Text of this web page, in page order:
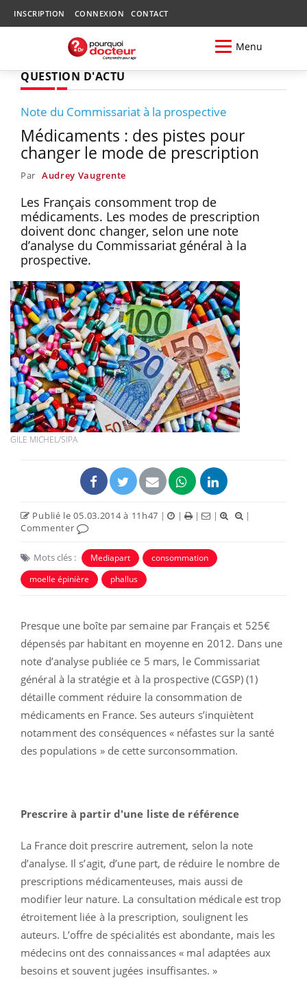
INSCRIPTION CONNEXION CONTACT
Menu
QUESTION D'ACTU
Note du Commissariat à la prospective
Médicaments : des pistes pour
changer le mode de prescription
Par Audrey Vaugrente
Les Français consomment trop de
médicaments. Les modes de prescription
doivent donc changer, selon une note
d’analyse du Commissariat général à la
prospective.
GILE MICHEL/SIPA
Publié le 05.03.2014 à 11h47 | | | |
|
Commenter
Mots clés : Mediapart
consommation
moelle épinière
phallus
Presque une boîte par semaine par Français et 525€
dépensés par habitant en moyenne en 2012. Dans une
note d’analyse publiée ce 5 mars, le Commissariat
général à la stratégie et à la prospective (CGSP) (1)
détaille comment réduire la consommation de
médicaments en France. Ses auteurs s’inquiètent
notamment des conséquences « néfastes sur la santé
des populations » de cette surconsommation.
Prescrire à partir d'une liste de référence
La France doit prescrire autrement, selon la note
d’analyse. Il s’agit, d’une part, de réduire le nombre de
prescriptions médicamenteuses, mais aussi de
modifier leur nature. La consultation médicale est trop
étroitement liée à la prescription, soulignent les
auteurs. L’offre de spécialités est abondante, mais les
médecins ont des connaissances « mal adaptées aux
besoins et souvent jugées insuffisantes. »